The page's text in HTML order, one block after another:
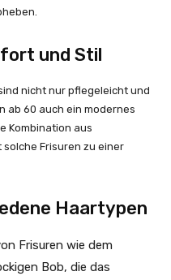
und Stil
nicht nur pflegeleicht und
ab 60 auch ein modernes
Kombination aus
Frisuren zu einer
Haartypen
Frisuren wie dem
Bob, die das